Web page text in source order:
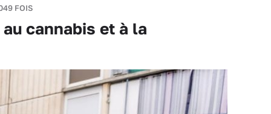
FOIS
cannabis et à la